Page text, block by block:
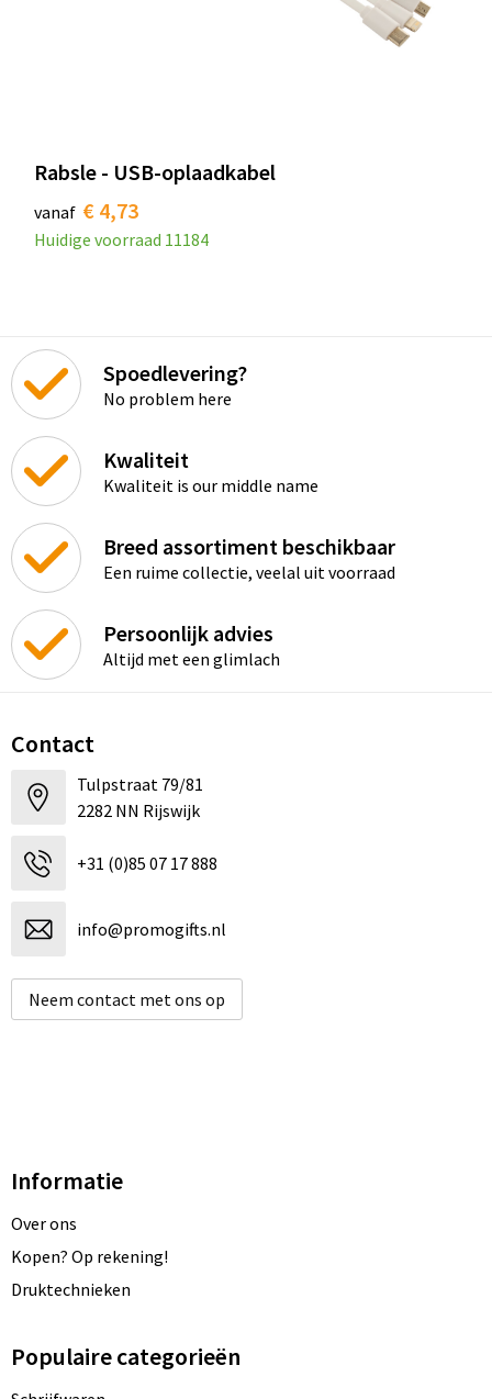
Rabsle - USB-oplaadkabel
vanaf € 4,73
Huidige voorraad 11184
Spoedlevering?
No problem here
Kwaliteit
Kwaliteit is our middle name
Breed assortiment beschikbaar
Een ruime collectie, veelal uit voorraad
Persoonlijk advies
Altijd met een glimlach
Contact
Tulpstraat 79/81
2282 NN Rijswijk
+31 (0)85 07 17 888
info@promogifts.nl
Neem contact met ons op
Informatie
Over ons
Kopen? Op rekening!
Druktechnieken
Populaire categorieën